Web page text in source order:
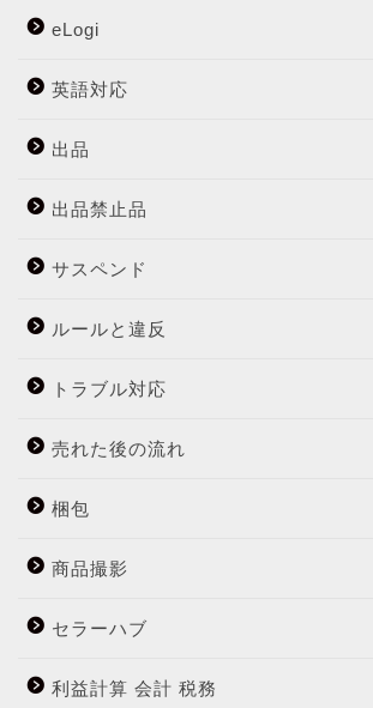
eLogi
英語対応
出品
出品禁止品
サスペンド
ルールと違反
トラブル対応
売れた後の流れ
梱包
商品撮影
セラーハブ
利益計算 会計 税務